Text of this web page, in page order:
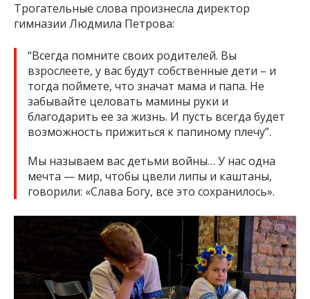
Трогательные слова произнесла директор
гимназии Людмила Петрова:
“Всегда помните своих родителей. Вы
взрослеете, у вас будут собственные дети – и
тогда поймете, что значат мама и папа. Не
забывайте целовать мамины руки и
благодарить ее за жизнь. И пусть всегда будет
возможность прижиться к папиному плечу”.
Мы называем вас детьми войны… У нас одна
мечта — мир, чтобы цвели липы и каштаны,
говорили: «Слава Богу, все это сохранилось».